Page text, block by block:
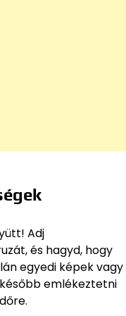
Adj
és hagyd, hogy
egyedi képek vagy
emlékeztetni